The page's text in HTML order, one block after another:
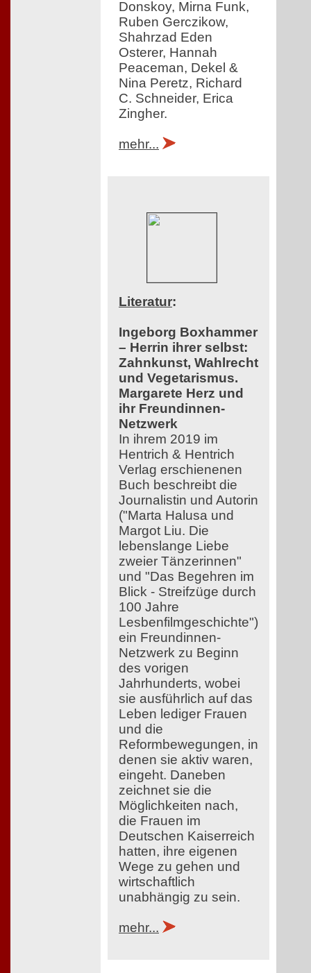
Donskoy, Mirna Funk,
Ruben Gerczikow,
Shahrzad Eden
Osterer, Hannah
Peaceman, Dekel &
Nina Peretz, Richard
C. Schneider, Erica
Zingher.
mehr...
Literatur:
Ingeborg Boxhammer
– Herrin ihrer selbst:
Zahnkunst, Wahlrecht
und Vegetarismus.
Margarete Herz und
ihr Freundinnen-
Netzwerk
In ihrem 2019 im
Hentrich & Hentrich
Verlag erschienenen
Buch beschreibt die
Journalistin und Autorin
("Marta Halusa und
Margot Liu. Die
lebenslange Liebe
zweier Tänzerinnen"
und "Das Begehren im
Blick - Streifzüge durch
100 Jahre
Lesbenfilmgeschichte")
ein Freundinnen-
Netzwerk zu Beginn
des vorigen
Jahrhunderts, wobei
sie ausführlich auf das
Leben lediger Frauen
und die
Reformbewegungen, in
denen sie aktiv waren,
eingeht. Daneben
zeichnet sie die
Möglichkeiten nach,
die Frauen im
Deutschen Kaiserreich
hatten, ihre eigenen
Wege zu gehen und
wirtschaftlich
unabhängig zu sein.
mehr...